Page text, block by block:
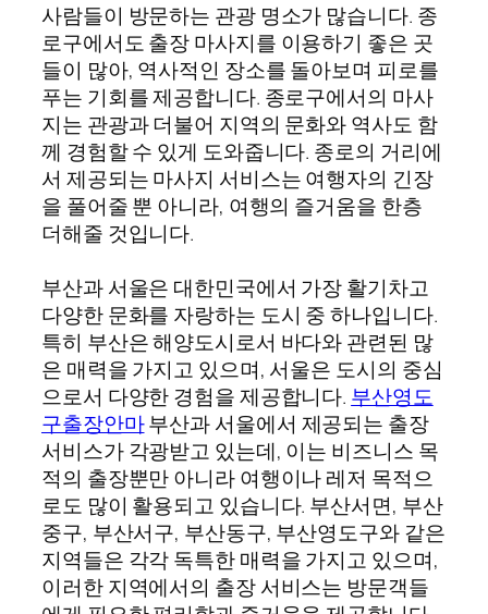
사람들이 방문하는 관광 명소가 많습니다. 종
로구에서도 출장 마사지를 이용하기 좋은 곳
들이 많아, 역사적인 장소를 돌아보며 피로를
푸는 기회를 제공합니다. 종로구에서의 마사
지는 관광과 더불어 지역의 문화와 역사도 함
께 경험할 수 있게 도와줍니다. 종로의 거리에
서 제공되는 마사지 서비스는 여행자의 긴장
을 풀어줄 뿐 아니라, 여행의 즐거움을 한층
더해줄 것입니다.
부산과 서울은 대한민국에서 가장 활기차고
다양한 문화를 자랑하는 도시 중 하나입니다.
특히 부산은 해양도시로서 바다와 관련된 많
은 매력을 가지고 있으며, 서울은 도시의 중심
으로서 다양한 경험을 제공합니다. 부산영도
구출장안마부산과 서울에서 제공되는 출장
서비스가 각광받고 있는데, 이는 비즈니스 목
적의 출장뿐만 아니라 여행이나 레저 목적으
로도 많이 활용되고 있습니다. 부산서면, 부산
중구, 부산서구, 부산동구, 부산영도구와 같은
지역들은 각각 독특한 매력을 가지고 있으며,
이러한 지역에서의 출장 서비스는 방문객들